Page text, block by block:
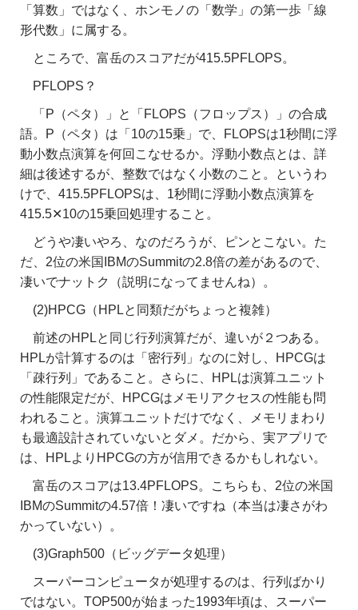
「算数」ではなく、ホンモノの「数学」の第一歩「線
形代数」に属する。
ところで、富岳のスコアだが415.5PFLOPS。
PFLOPS？
「P（ペタ）」と「FLOPS（フロップス）」の合成
語。P（ペタ）は「10の15乗」で、FLOPSは1秒間に浮
動小数点演算を何回こなせるか。浮動小数点とは、詳
細は後述するが、整数ではなく小数のこと。というわ
けで、415.5PFLOPSは、1秒間に浮動小数点演算を
415.5✕10の15乗回処理すること。
どうや凄いやろ、なのだろうが、ピンとこない。た
だ、2位の米国IBMのSummitの2.8倍の差があるので、
凄いでナットク（説明になってませんね）。
(2)HPCG（HPLと同類だがちょっと複雑）
前述のHPLと同じ行列演算だが、違いが２つある。
HPLが計算するのは「密行列」なのに対し、HPCGは
「疎行列」であること。さらに、HPLは演算ユニット
の性能限定だが、HPCGはメモリアクセスの性能も問
われること。演算ユニットだけでなく、メモリまわり
も最適設計されていないとダメ。だから、実アプリで
は、HPLよりHPCGの方が信用できるかもしれない。
富岳のスコアは13.4PFLOPS。こちらも、2位の米国
IBMのSummitの4.57倍！凄いですね（本当は凄さがわ
かっていない）。
(3)Graph500（ビッグデータ処理）
スーパーコンピュータが処理するのは、行列ばかり
ではない。TOP500が始まった1993年頃は、スーパー